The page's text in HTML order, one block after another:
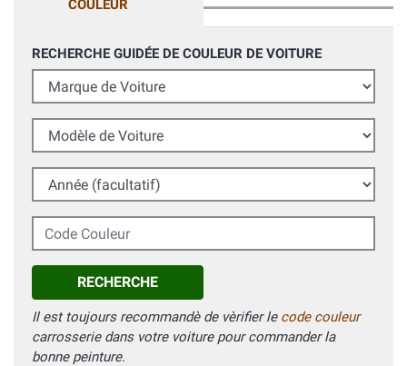
COULEUR
RECHERCHE GUIDÉE DE COULEUR DE VOITURE
Marque de Voiture
Modèle de Voiture
Année (facultatif)
Code Couleur
RECHERCHE
Il est toujours recommandè de vèrifier le code couleur
carrosserie dans votre voiture pour commander la
bonne peinture.